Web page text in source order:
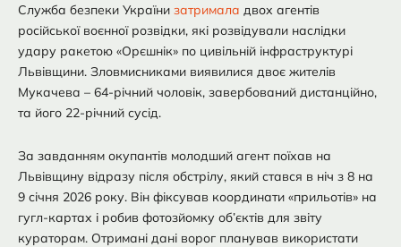
Служба безпеки України затримала двох агентів
російської воєнної розвідки, які розвідували наслідки
удару ракетою «Орєшнік» по цивільній інфраструктурі
Львівщини. Зловмисниками виявилися двоє жителів
Мукачева – 64-річний чоловік, завербований дистанційно,
та його 22-річний сусід.
За завданням окупантів молодший агент поїхав на
Львівщину відразу після обстрілу, який стався в ніч з 8 на
9 січня 2026 року. Він фіксував координати «прильотів» на
гугл-картах і робив фотозйомку об’єктів для звіту
кураторам. Отримані дані ворог планував використати